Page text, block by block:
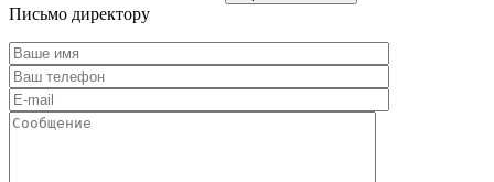
Письмо директору